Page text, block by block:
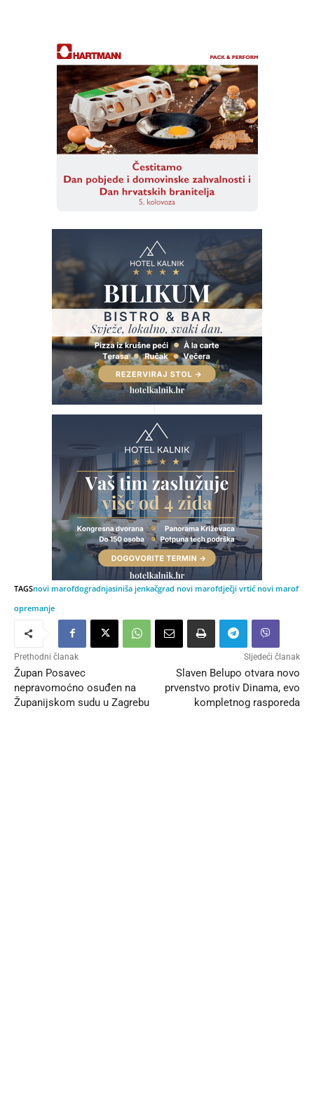
TAGSnovi marofdogradnjasiniša jenkačgrad novi marofdječji vrtić novi marof
opremanje
Prethodni članak
Župan Posavec
nepravomoćno osuđen na
Županijskom sudu u Zagrebu
Sljedeći članak
Slaven Belupo otvara novo
prvenstvo protiv Dinama, evo
kompletnog rasporeda